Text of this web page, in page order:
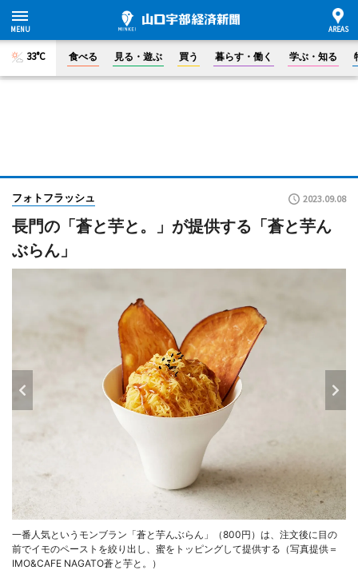
33°C 食べる 見る・遊ぶ 買う 暮らす・働く 学ぶ・知る
フォトフラッシュ 2023.09.08
長門の「蒼と芋と。」が提供する「蒼と芋ん
ぶらん」
一番人気というモンブラン「蒼と芋んぶらん」（800円）は、注文後に目の
前でイモのペーストを絞り出し、蜜をトッピングして提供する（写真提供＝
IMO&CAFE NAGATO蒼と芋と。）